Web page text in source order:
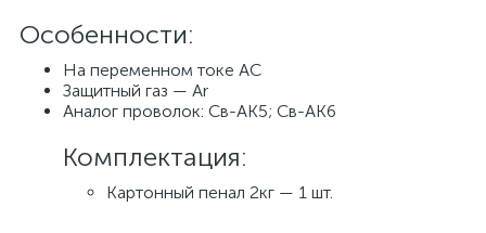
Особенности:
На переменном токе AC
Защитный газ — Ar
Аналог проволок: Св-АК5; Св-АК6
Комплектация:
Картонный пенал 2кг — 1 шт.